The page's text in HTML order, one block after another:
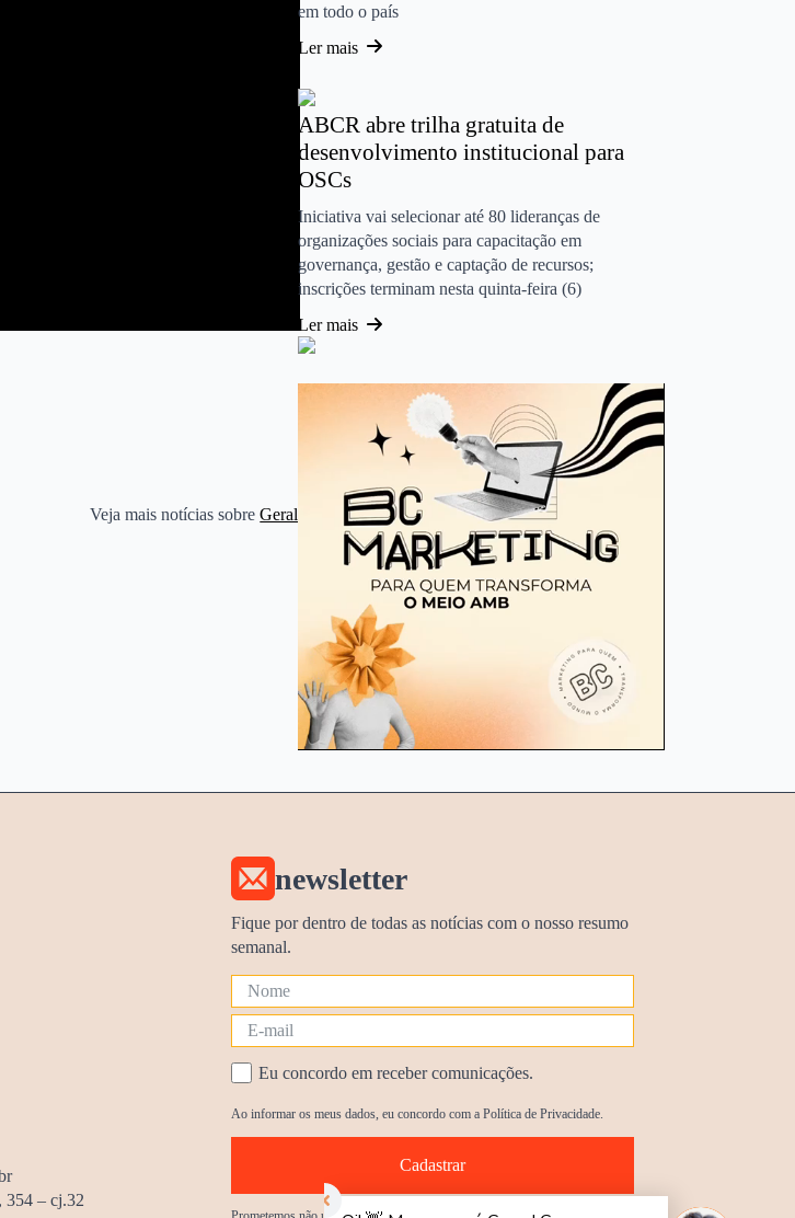
Veja mais notícias sobreGeral
em todo o país
Ler mais
ABCR abre trilha gratuita de
desenvolvimento institucional para
OSCs
Iniciativa vai selecionar até 80 lideranças de
organizações sociais para capacitação em
governança, gestão e captação de recursos;
inscrições terminam nesta quinta-feira (6)
Ler mais
354 – cj.32
newsletter
Fique por dentro de todas as notícias com o nosso resumo
semanal.
Eu concordo em receber comunicações.
Ao informar os meus dados, eu concordo com a Política de Privacidade.
Cadastrar